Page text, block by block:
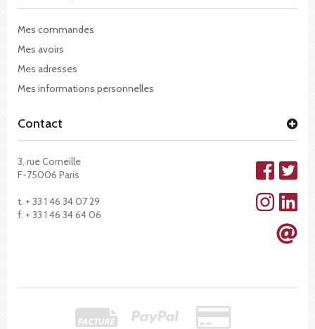
Mes commandes
Mes avoirs
Mes adresses
Mes informations personnelles
Contact
3, rue Corneille
F-75006 Paris
t. + 33 1 46 34 07 29
f. + 33 1 46 34 64 06